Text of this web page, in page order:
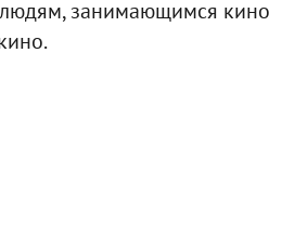
занимающимся кино